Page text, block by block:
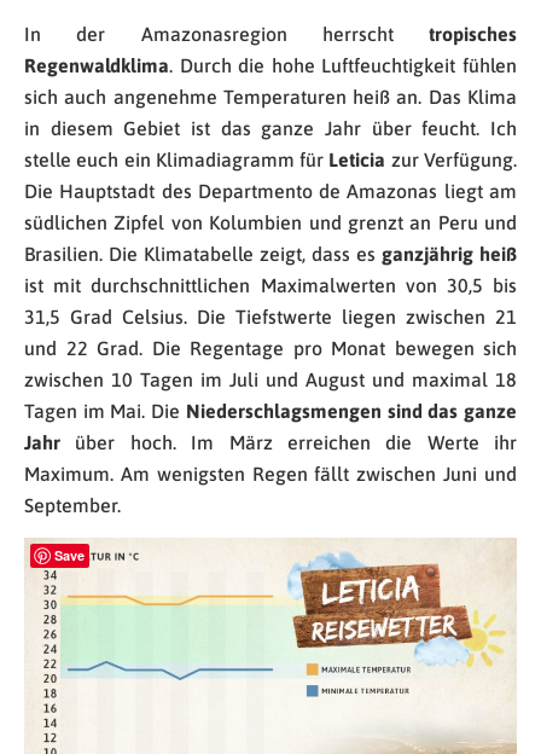
In der Amazonasregion herrscht tropisches
Regenwaldklima. Durch die hohe Luftfeuchtigkeit fühlen
sich auch angenehme Temperaturen heiß an. Das Klima
in diesem Gebiet ist das ganze Jahr über feucht. Ich
stelle euch ein Klimadiagramm für Leticia zur Verfügung.
Die Hauptstadt des Departmento de Amazonas liegt am
südlichen Zipfel von Kolumbien und grenzt an Peru und
Brasilien. Die Klimatabelle zeigt, dass es ganzjährig heiß
ist mit durchschnittlichen Maximalwerten von 30,5 bis
31,5 Grad Celsius. Die Tiefstwerte liegen zwischen 21
und 22 Grad. Die Regentage pro Monat bewegen sich
zwischen 10 Tagen im Juli und August und maximal 18
Tagen im Mai. Die Niederschlagsmengen sind das ganze
Jahr über hoch. Im März erreichen die Werte ihr
Maximum. Am wenigsten Regen fällt zwischen Juni und
September.
Save